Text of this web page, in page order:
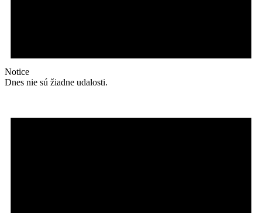
Notice
Dnes nie sú žiadne udalosti.